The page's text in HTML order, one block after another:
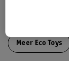
Meer Eco Toys